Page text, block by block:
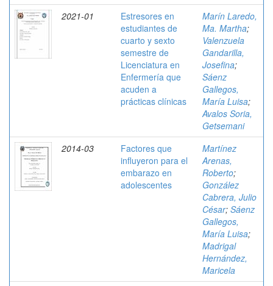
2021-01
Estresores en
estudiantes de
cuarto y sexto
semestre de
Licenciatura en
Enfermería que
acuden a
prácticas clínicas
Marín Laredo,
Ma. Martha;
Valenzuela
Gandarilla,
Josefina;
Sáenz
Gallegos,
María Luisa;
Avalos Soria,
Getsemani
2014-03
Factores que
influyeron para el
embarazo en
adolescentes
Martínez
Arenas,
Roberto;
González
Cabrera, Julio
César; Sáenz
Gallegos,
María Luisa;
Madrigal
Hernández,
Maricela